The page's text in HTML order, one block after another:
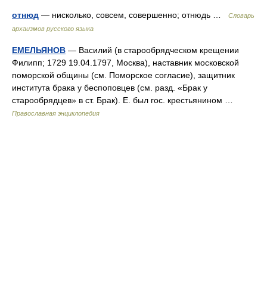
отнюд — нисколько, совсем, совершенно; отнюдь …
Cловарь
архаизмов русского языка
ЕМЕЛЬЯНОВ — Василий (в старообрядческом крещении
Филипп; 1729 19.04.1797, Москва), наставник московской
поморской общины (см. Поморское согласие), защитник
института брака у беспоповцев (см. разд. «Брак у
старообрядцев» в ст. Брак). Е. был гос. крестьянином …
Православная энциклопедия